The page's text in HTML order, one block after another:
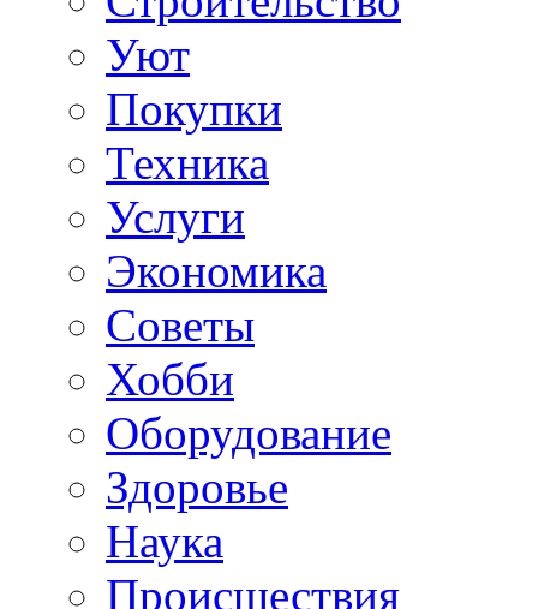
Уют
Покупки
Техника
Услуги
Экономика
Советы
Хобби
Oборудование
Здоровье
Наука
Происшествия